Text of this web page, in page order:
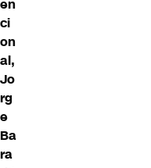
en
ci
on
al,
Jo
rg
e
Ba
ra